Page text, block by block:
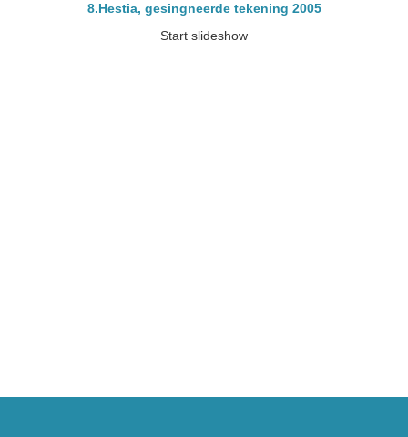
8.Hestia, gesingneerde tekening 2005
Start slideshow